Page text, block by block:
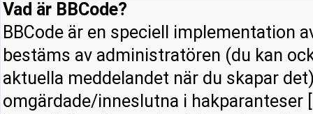
Vad är BBCode?
BBCode är en speciell implementation
bestäms av administratören (du kan
aktuella meddelandet när du skapar
omgärdade/inneslutna i hakparanteser